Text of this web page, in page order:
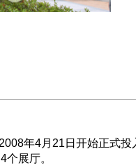
年4月21日开始正式投
展厅。